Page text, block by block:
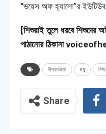
“ভয়েস অফ হ্যালো”র ইউটিউব
[শিশুরাই তুলে ধরবে শিশুদের
পাঠানোর ঠিকানা
উপকারিতা মধু শিশু
Share